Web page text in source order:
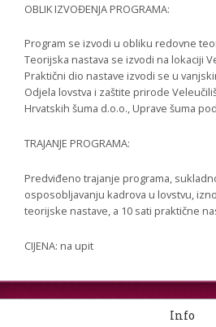
OBLIK IZVOĐENJA PROGRAMA:
Program se izvodi u obliku redovne
Teorijska nastava se izvodi na lokaciji
Praktični dio nastave izvodi se u
Odjela lovstva i zaštite prirode
Hrvatskih šuma d.o.o., Uprave šuma
TRAJANJE PROGRAMA:
Predviđeno trajanje programa,
osposobljavanju kadrova u lovstvu,
teorijske nastave, a 10 sati praktične
CIJENA: na upit
Info